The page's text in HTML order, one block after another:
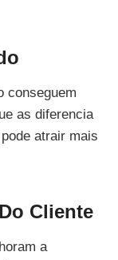
conseguem
as diferencia
atrair mais
Cliente
a